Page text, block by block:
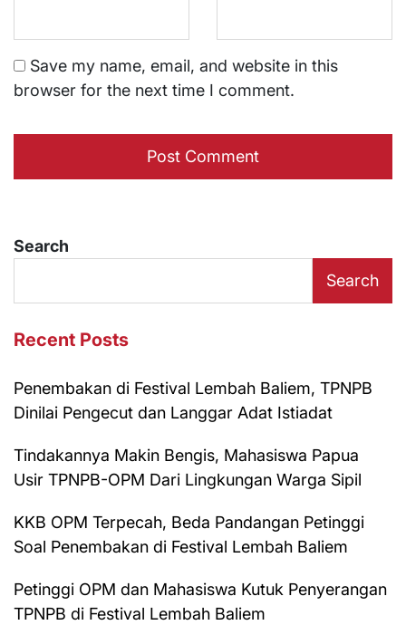
Save my name, email, and website in this
browser for the next time I comment.
Search
Search
Recent Posts
Penembakan di Festival Lembah Baliem, TPNPB
Dinilai Pengecut dan Langgar Adat Istiadat
Tindakannya Makin Bengis, Mahasiswa Papua
Usir TPNPB-OPM Dari Lingkungan Warga Sipil
KKB OPM Terpecah, Beda Pandangan Petinggi
Soal Penembakan di Festival Lembah Baliem
Petinggi OPM dan Mahasiswa Kutuk Penyerangan
TPNPB di Festival Lembah Baliem